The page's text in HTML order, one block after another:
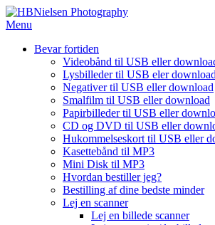
Spring
til
Menu
Bevar fortiden
Videobånd til USB eller
Lysbilleder til USB eler download
Negativer til USB eller download
Smalfilm til USB eller download
Papirbilleder til USB eller
CD og DVD til USB eller
Hukommelseskort til USB eller
Kasettebånd til MP3
Mini Disk til MP3
Hvordan bestiller jeg?
Bestilling af dine bedste minder
Lej en scanner
Lej en billede scanner